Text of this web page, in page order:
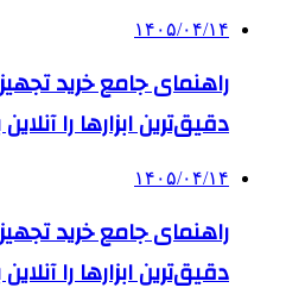
۱۴۰۵/۰۴/۱۴
راهنمای جامع خرید
دقیق‌ترین ابزارها را
۱۴۰۵/۰۴/۱۴
راهنمای جامع خرید
دقیق‌ترین ابزارها را